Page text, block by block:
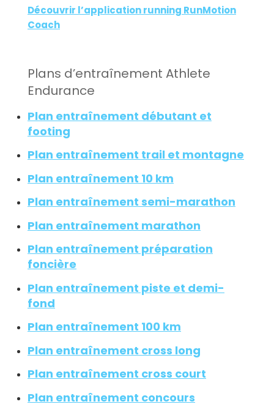
Découvrir l’application running RunMotion
Coach
Plans d’entraînement Athlete
Endurance
Plan entraînement débutant et
footing
Plan entraînement trail et montagne
Plan entraînement 10 km
Plan entraînement semi-marathon
Plan entraînement marathon
Plan entraînement préparation
foncière
Plan entraînement piste et demi-
fond
Plan entraînement 100 km
Plan entraînement cross long
Plan entraînement cross court
Plan entraînement concours